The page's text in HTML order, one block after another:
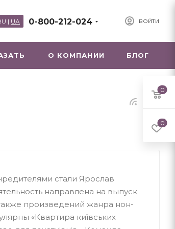
ВОЙТИ
0-800-212-024
| UA
О КОМПАНИИ БЛОГ
стали Ярослав
направлена ​​на выпуск
произведений жанра нон-
«Квартира київських
0
0